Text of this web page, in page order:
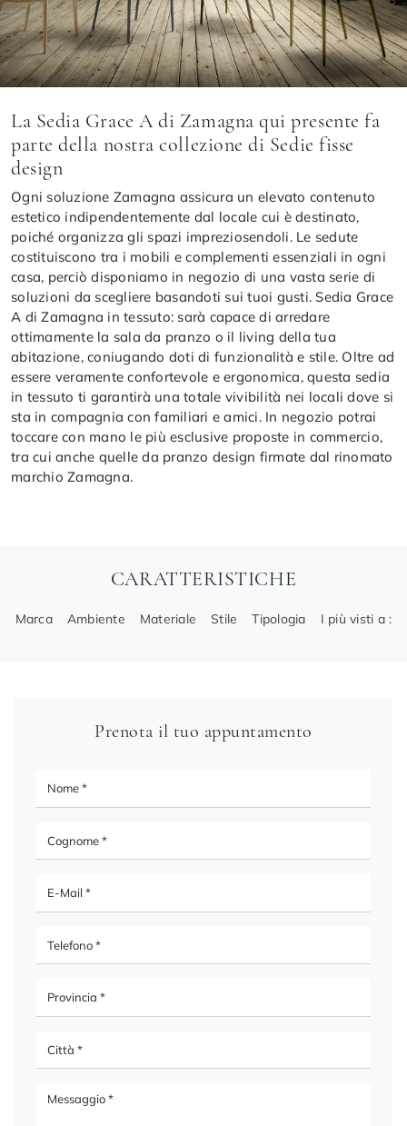
La Sedia Grace A di Zamagna qui presente fa
parte della nostra collezione di Sedie fisse
design
Ogni soluzione Zamagna assicura un elevato contenuto
estetico indipendentemente dal locale cui è destinato,
poiché organizza gli spazi impreziosendoli. Le sedute
costituiscono tra i mobili e complementi essenziali in ogni
casa, perciò disponiamo in negozio di una vasta serie di
soluzioni da scegliere basandoti sui tuoi gusti. Sedia Grace
A di Zamagna in tessuto: sarà capace di arredare
ottimamente la sala da pranzo o il living della tua
abitazione, coniugando doti di funzionalità e stile. Oltre ad
essere veramente confortevole e ergonomica, questa sedia
in tessuto ti garantirà una totale vivibilità nei locali dove si
sta in compagnia con familiari e amici. In negozio potrai
toccare con mano le più esclusive proposte in commercio,
tra cui anche quelle da pranzo design firmate dal rinomato
marchio Zamagna.
CARATTERISTICHE
Marca Ambiente Materiale Stile Tipologia I più visti a :
Prenota il tuo appuntamento